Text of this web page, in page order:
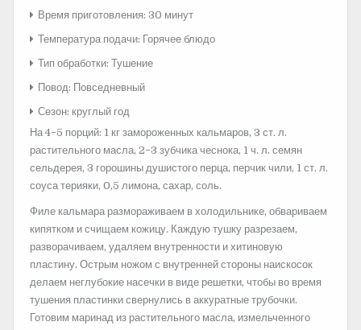
Время приготовления: 30 минут
Температура подачи: Горячее блюдо
Тип обработки: Тушение
Повод: Повседневный
Сезон: круглый год
На 4−5 порций: 1 кг замороженных кальмаров, 3 ст. л.
растительного масла, 2−3 зубчика чеснока, 1 ч. л. семян
сельдерея, 3 горошины душистого перца, перчик чили, 1 ст. л.
соуса терияки, 0,5 лимона, сахар, соль.
Филе кальмара размораживаем в холодильнике, обвариваем
кипятком и счищаем кожицу. Каждую тушку разрезаем,
разворачиваем, удаляем внутренности и хитиновую
пластину. Острым ножом с внутренней стороны наискосок
делаем неглубокие насечки в виде решетки, чтобы во время
тушения пластинки свернулись в аккуратные трубочки.
Готовим маринад из растительного масла, измельченного